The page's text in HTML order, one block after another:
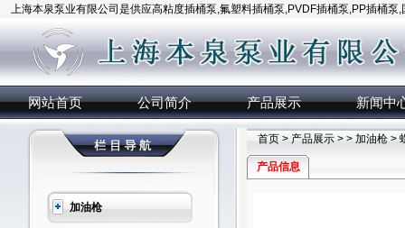
上海本泉泵业有限公司是供应高粘度插桶泵,氟塑料插桶泵,PVDF插桶泵,PP插桶泵
网站首页 公司简介 产品展示 新闻中
加油枪
首页 > 产品展示 > > 加油枪 >
产品信息